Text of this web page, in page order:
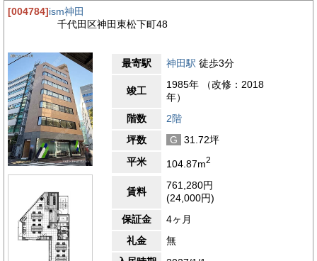
[004784]ism神田
千代田区神田東松下町48
最寄駅 神田駅 徒歩3分
竣工
1985年 （改修：2018
年）
階数
2階
坪数
G
31.72坪
平米
104.87m2
賃料
761,280円
(24,000円)
保証金
4ヶ月
礼金
無